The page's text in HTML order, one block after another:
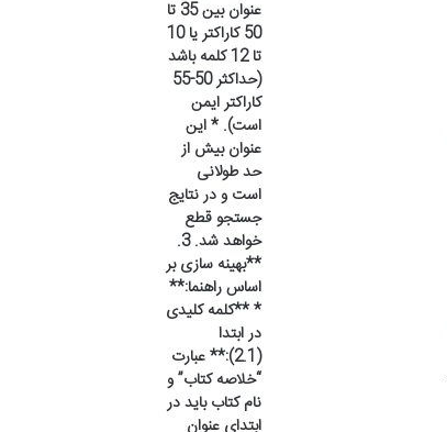
عنوان بین 35 تا
50 کاراکتر یا 10
تا 12 کلمه باشد
(حداکثر 50-55
کاراکتر ایمن
است). * این
عنوان بیش از
حد طولانی
است و در نتایج
جستجو قطع
خواهد شد. 3.
**بهینه سازی بر
اساس راهنما:**
* **کلمه کلیدی
در ابتدا
(2.1):** عبارت
“خلاصه کتاب” و
نام کتاب باید در
ابتدای عنوان